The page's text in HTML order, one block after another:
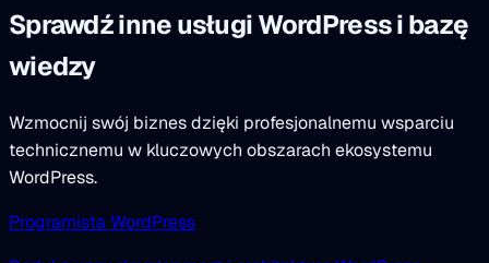
Sprawdź inne usługi WordPress i bazę
wiedzy
Wzmocnij swój biznes dzięki profesjonalnemu wsparciu
technicznemu w kluczowych obszarach ekosystemu
WordPress.
Programista WordPress